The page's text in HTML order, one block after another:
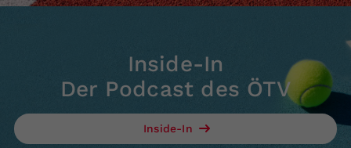
Inside-In
Der Podcast des ÖTV
Inside-In